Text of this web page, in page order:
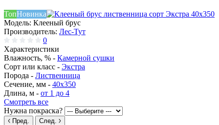
ТопНовинка
Модель: Клееный брус
Производитель: Лес-Тут
0
Характеристики
Влажность, % - Камерной сушки
Сорт или класс - Экстра
Порода - Лиственница
Сечение, мм - 40x350
Длина, м - от 1 до 4
Смотреть все
Нужна покраска?
Пред. След.